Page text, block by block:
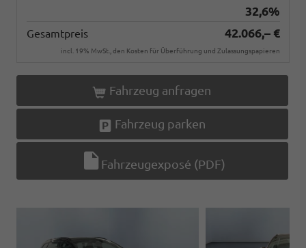
32,6%
Gesamtpreis 42.066,– €
incl. 19% MwSt., den Kosten für Überführung und Zulassungspapieren
Fahrzeug anfragen
Fahrzeug parken
Fahrzeugexposé (PDF)